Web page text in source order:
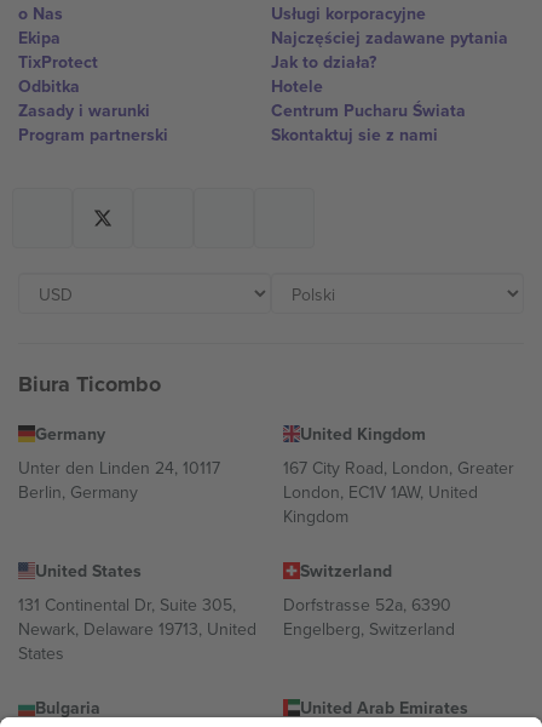
o Nas
Ekipa
TixProtect
Odbitka
Zasady i warunki
Program partnerski
Usługi korporacyjne
Najczęściej zadawane pytania
Jak to działa?
Hotele
Centrum Pucharu Świata
Skontaktuj sie z nami
Biura Ticombo
Germany
Unter den Linden 24, 10117
Berlin, Germany
United Kingdom
167 City Road, London, Greater
London, EC1V 1AW, United
Kingdom
United States
131 Continental Dr, Suite 305,
Newark, Delaware 19713, United
States
Switzerland
Dorfstrasse 52a, 6390
Engelberg, Switzerland
Bulgaria United Arab Emirates